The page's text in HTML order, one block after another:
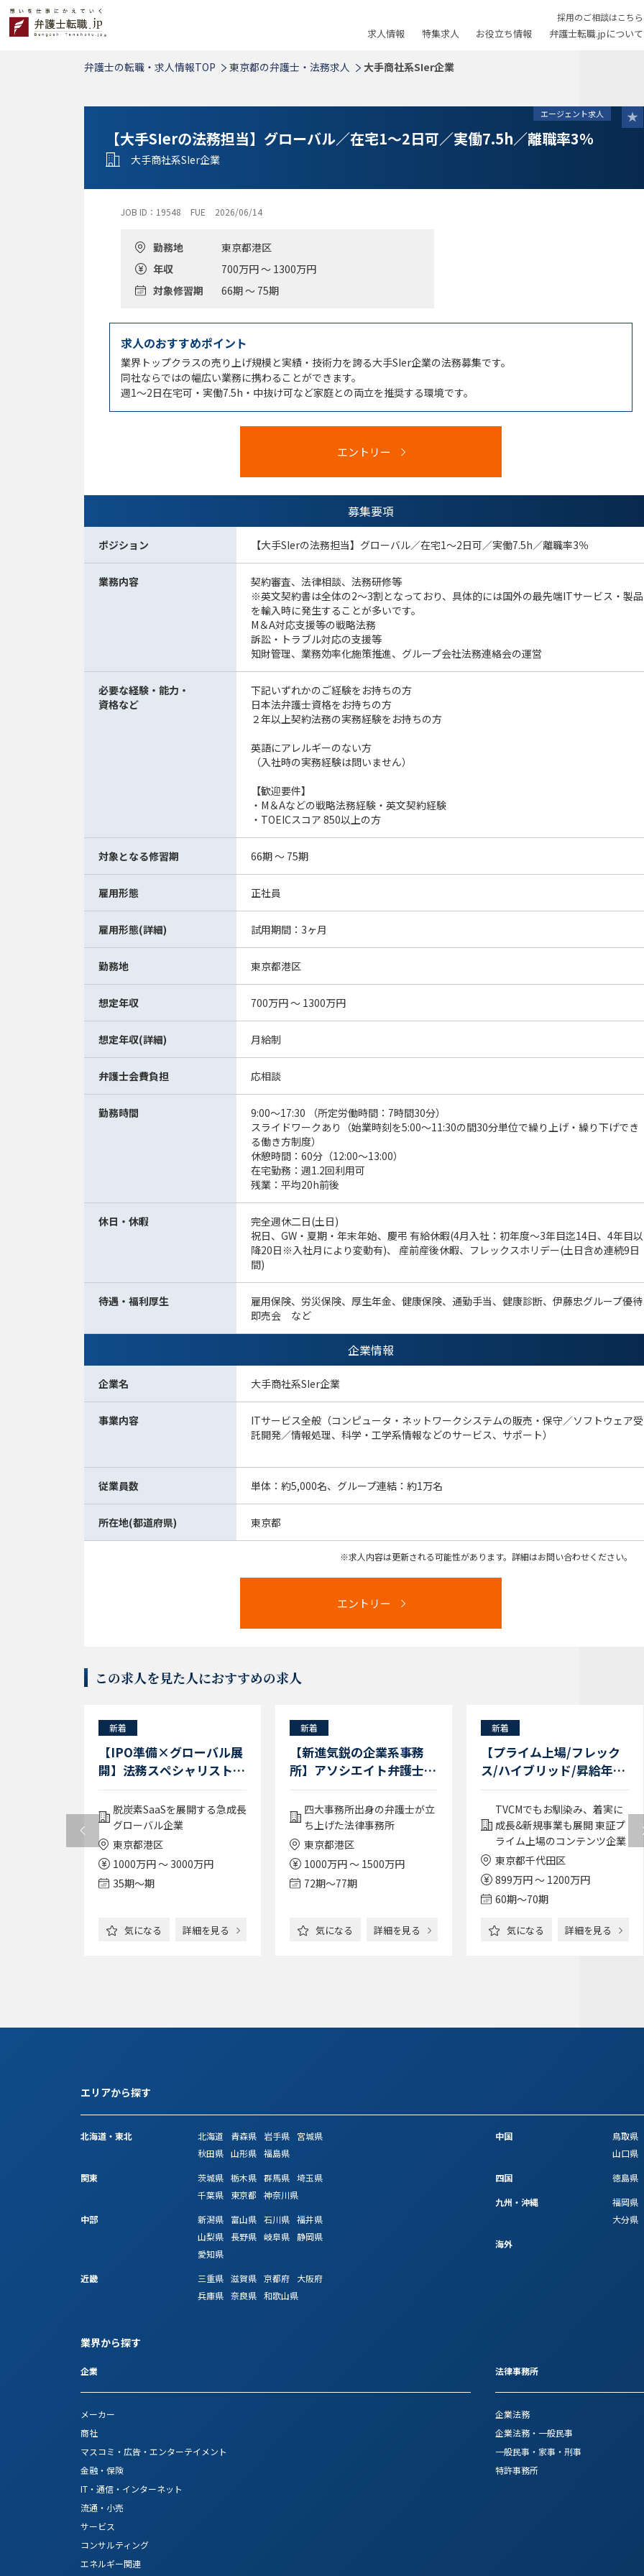
採用のご相談はこちら
求人情報 特集求人 お役立ち情報 弁護士転職.jpについて
弁護士の転職・求人情報TOP 東京都の弁護士・法務求人 大手商社系SIer企業
エージェント求人
【大手SIerの法務担当】グローバル／在宅1～2日可／実働7.5h／離職率3％
大手商社系SIer企業
JOB ID：19548 FUE 2026/06/14
勤務地
東京都港区
年収
700万円 ～ 1300万円
対象修習期
66期 ～ 75期
求人のおすすめポイント
業界トップクラスの売り上げ規模と実績・技術力を誇る大手SIer企業の法務募集です。
同社ならではの幅広い業務に携わることができます。
週1～2日在宅可・実働7.5h・中抜け可など家庭との両立を推奨する環境です。
エントリー
募集要項
ポジション 【大手SIerの法務担当】グローバル／在宅1～2日可／実働7.5h／離職率3％
業務内容
契約審査、法律相談、法務研修等
※英文契約書は全体の2～3割となっており、具体的には国外の最先端ITサービス・製品
を輸入時に発生することが多いです。
M＆A対応支援等の戦略法務
訴訟・トラブル対応の支援等
知財管理、業務効率化施策推進、グループ会社法務連絡会の運営
必要な経験・能力・
資格など
下記いずれかのご経験をお持ちの方
日本法弁護士資格をお持ちの方
２年以上契約法務の実務経験をお持ちの方
英語にアレルギーのない方
（入社時の実務経験は問いません）
【歓迎要件】
・M＆Aなどの戦略法務経験・英文契約経験
・TOEICスコア 850以上の方
対象となる修習期 66期 ～ 75期
雇用形態 正社員
雇用形態(詳細) 試用期間：3ヶ月
勤務地 東京都港区
想定年収 700万円 ～ 1300万円
想定年収(詳細) 月給制
弁護士会費負担 応相談
勤務時間
9:00～17:30 （所定労働時間：7時間30分）
スライドワークあり（始業時刻を5:00～11:30の間30分単位で繰り上げ・繰り下げでき
る働き方制度）
休憩時間：60分（12:00～13:00）
在宅勤務：週1.2回利用可
残業：平均20h前後
休日・休暇
完全週休二日(土日)
祝日、GW・夏期・年末年始、慶弔 有給休暇(4月入社：初年度～3年目迄14日、4年目以
降20日※入社月により変動有)、 産前産後休暇、フレックスホリデー(土日含め連続9日
間)
待遇・福利厚生
雇用保険、労災保険、厚生年金、健康保険、通勤手当、健康診断、伊藤忠グループ優待
即売会 など
企業情報
企業名 大手商社系SIer企業
事業内容
ITサービス全般（コンピュータ・ネットワークシステムの販売・保守／ソフトウェア受
託開発／情報処理、科学・工学系情報などのサービス、サポート）
従業員数 単体：約5,000名、グループ連結：約1万名
所在地(都道府県) 東京都
求人内容は更新される可能性があります。詳細はお問い合わせください。
エントリー
この求人を見た人におすすめの求人
新着
【IPO準備×グローバル展
開】法務スペシャリスト／
バナンス
脱炭素SaaSを展開する急成長
グローバル企業
東京都港区
1000万円 ～ 3000万円
35期〜期
気になる 詳細を見る
新着
【新進気鋭の企業系事務
所】アソシエイト弁護士
人受任可
四大事務所出身の弁護士が立
ち上げた法律事務所
東京都港区
1000万円 ～ 1500万円
72期〜77期
気になる 詳細を見る
新着
【プライム上場/フレック
ス/ハイブリッド/昇給年2
ルテックも活用】法務スペ
シャリスト/大手著名コン
テンツを有する企業
TVCMでもお馴染み、着実に
成長&新規事業も展開 東証プ
ライム上場のコンテンツ企業
東京都千代田区
899万円 ～ 1200万円
60期〜70期
気になる 詳細を見る
エリアから探す
北海道・東北 北海道 青森県 岩手県
宮城県
秋田県 山形県 福島県
関東
茨城県 栃木県 群馬県 埼玉県
千葉県
東京都
神奈川県
中部
新潟県 富山県 石川県 福井県
山梨県
長野県 岐阜県 静岡県
愛知県
近畿
三重県 滋賀県 京都府
大阪府
兵庫県 奈良県 和歌山県
中国 鳥取県
山口県
四国
徳島県
九州・沖縄
福岡県
大分県
海外
業界から探す
企業
メーカー
商社
マスコミ・広告・エンターテイメント
金融・保険
IT・通信・インターネット
流通・小売
サービス
コンサルティング
エネルギー関連
法律事務所
企業法務
企業法務・一般民事
一般民事・家事・刑事
特許事務所